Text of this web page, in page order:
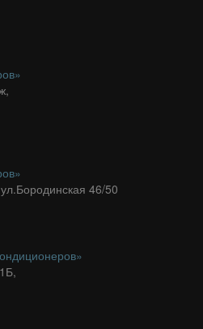
46/50